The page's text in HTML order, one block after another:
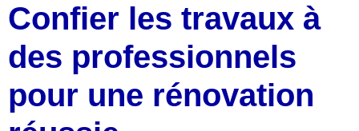
Confier les travaux à
des professionnels
pour une rénovation